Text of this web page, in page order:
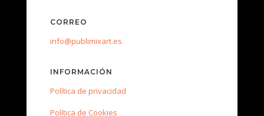
CORREO
info@publimixart.es
INFORMACIÓN
Política de privacidad
Política de Cookies